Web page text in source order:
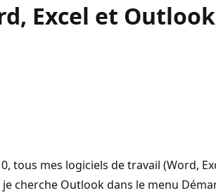
Excel et
tous mes logiciels de travail (Word,
cherche Outlook dans le menu